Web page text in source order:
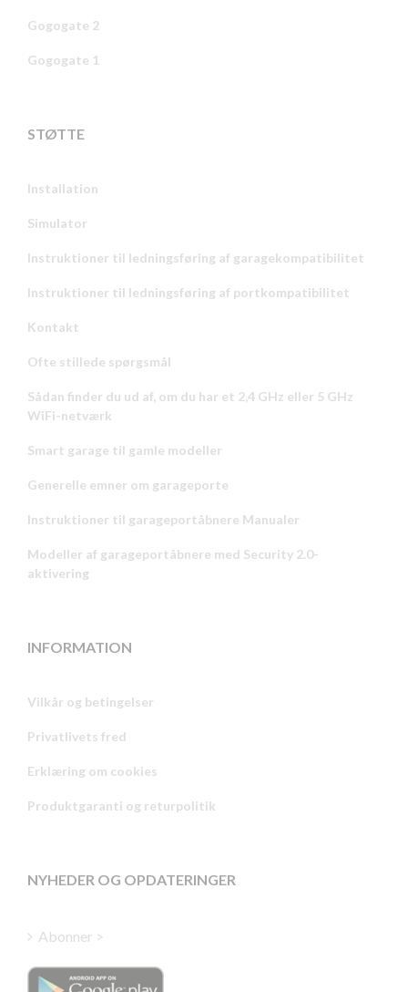
Gogogate 2
Gogogate 1
STØTTE
Installation
Simulator
Instruktioner til ledningsføring af garagekompatibilitet
Instruktioner til ledningsføring af portkompatibilitet
Kontakt
Ofte stillede spørgsmål
Sådan finder du ud af, om du har et 2,4 GHz eller 5 GHz
WiFi-netværk
Smart garage til gamle modeller
Generelle emner om garageporte
Instruktioner til garageportåbnere Manualer
Modeller af garageportåbnere med Security 2.0-
aktivering
INFORMATION
Vilkår og betingelser
Privatlivets fred
Erklæring om cookies
Produktgaranti og returpolitik
NYHEDER OG OPDATERINGER
Abonner >